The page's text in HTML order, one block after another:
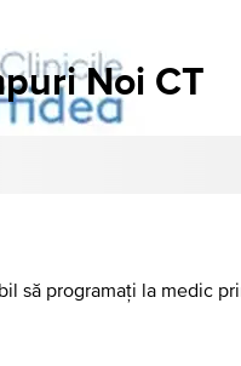
Noi CT
să programați la medic